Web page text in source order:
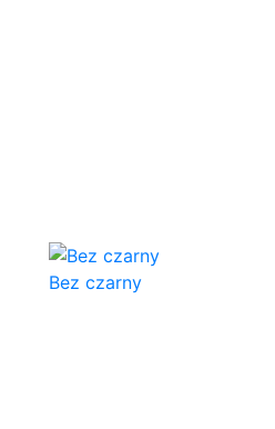
Bez czarny